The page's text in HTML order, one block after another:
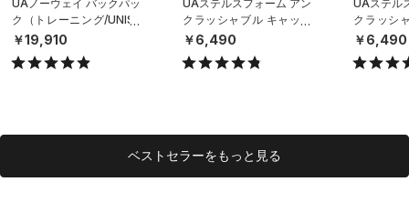
UAノーウェイ バックパッ
ク（トレーニング/UNISE
X）
￥19,910
UAステルスフォーム アン
クラッシャブル キャップ
（ライフスタイル/UNISE
X）
￥6,490
UAステル
クラッシ
（ライフ
X）
￥6,490
ベストセラーをもっと見る